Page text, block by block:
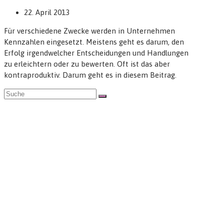
22. April 2013
Für verschiedene Zwecke werden in Unternehmen
Kennzahlen eingesetzt. Meistens geht es darum, den
Erfolg irgendwelcher Entscheidungen und Handlungen
zu erleichtern oder zu bewerten. Oft ist das aber
kontraproduktiv. Darum geht es in diesem Beitrag.